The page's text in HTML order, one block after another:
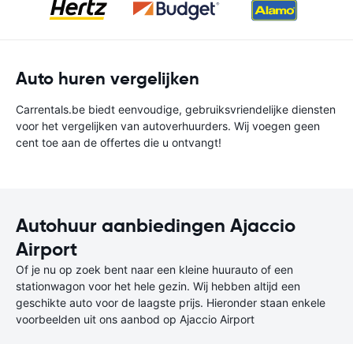
Auto huren vergelijken
Carrentals.be biedt eenvoudige, gebruiksvriendelijke diensten
voor het vergelijken van autoverhuurders. Wij voegen geen
cent toe aan de offertes die u ontvangt!
Autohuur aanbiedingen Ajaccio
Airport
Of je nu op zoek bent naar een kleine huurauto of een
stationwagon voor het hele gezin. Wij hebben altijd een
geschikte auto voor de laagste prijs. Hieronder staan enkele
voorbeelden uit ons aanbod op Ajaccio Airport